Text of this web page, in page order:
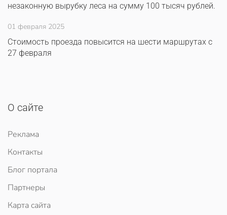
незаконную вырубку леса на сумму 100 тысяч рублей.
01 февраля 2025
Стоимость проезда повысится на шести маршрутах с
27 февраля
О сайте
Реклама
Контакты
Блог портала
Партнеры
Карта сайта